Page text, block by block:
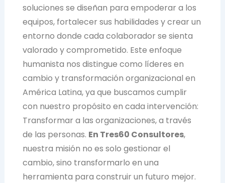
soluciones se diseñan para empoderar a los
equipos, fortalecer sus habilidades y crear un
entorno donde cada colaborador se sienta
valorado y comprometido. Este enfoque
humanista nos distingue como líderes en
cambio y transformación organizacional en
América Latina, ya que buscamos cumplir
con nuestro propósito en cada intervención:
Transformar a las organizaciones, a través
de las personas. En Tres60 Consultores,
nuestra misión no es solo gestionar el
cambio, sino transformarlo en una
herramienta para construir un futuro mejor.